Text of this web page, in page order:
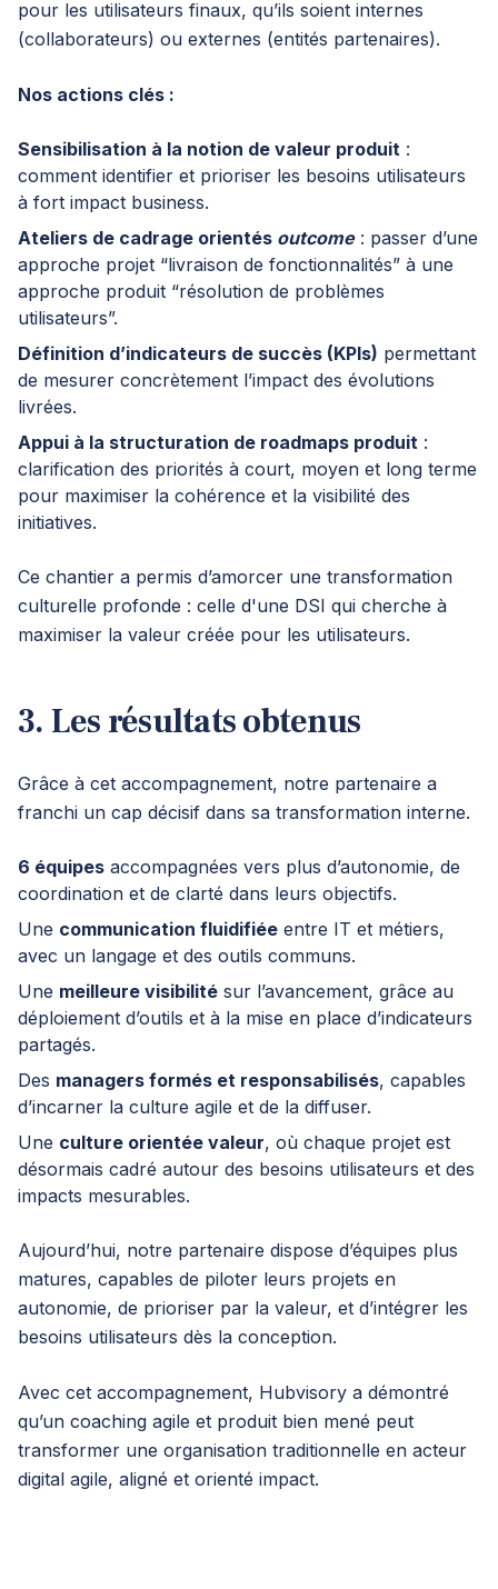
pour les utilisateurs finaux, qu’ils soient internes
(collaborateurs) ou externes (entités partenaires).
Nos actions clés :
Sensibilisation à la notion de valeur produit :
comment identifier et prioriser les besoins utilisateurs
à fort impact business.
Ateliers de cadrage orientés outcome: passer d’une
approche projet “livraison de fonctionnalités” à une
approche produit “résolution de problèmes
utilisateurs”.
Définition d’indicateurs de succès (KPIs) permettant
de mesurer concrètement l’impact des évolutions
livrées.
Appui à la structuration de roadmaps produit :
clarification des priorités à court, moyen et long terme
pour maximiser la cohérence et la visibilité des
initiatives.
Ce chantier a permis d’amorcer une transformation
culturelle profonde : celle d'une DSI qui cherche à
maximiser la valeur créée pour les utilisateurs.
3. Les résultats obtenus
Grâce à cet accompagnement, notre partenaire a
franchi un cap décisif dans sa transformation interne.
6 équipes accompagnées vers plus d’autonomie, de
coordination et de clarté dans leurs objectifs.
Une communication fluidifiée entre IT et métiers,
avec un langage et des outils communs.
Une meilleure visibilité sur l’avancement, grâce au
déploiement d’outils et à la mise en place d’indicateurs
partagés.
Des managers formés et responsabilisés, capables
d’incarner la culture agile et de la diffuser.
Une culture orientée valeur, où chaque projet est
désormais cadré autour des besoins utilisateurs et des
impacts mesurables.
Aujourd’hui, notre partenaire dispose d’équipes plus
matures, capables de piloter leurs projets en
autonomie, de prioriser par la valeur, et d’intégrer les
besoins utilisateurs dès la conception.
Avec cet accompagnement, Hubvisory a démontré
qu’un coaching agile et produit bien mené peut
transformer une organisation traditionnelle en acteur
digital agile, aligné et orienté impact.